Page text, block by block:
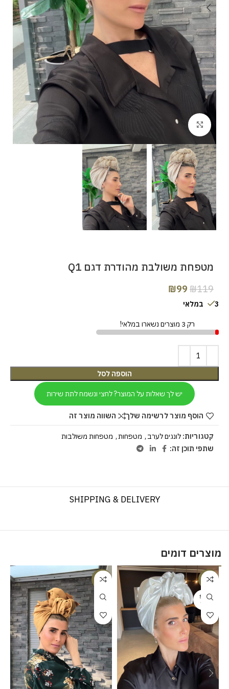
Click to enlarge
מטפחת משולבת מהודרת דגם Q1
₪119
₪99
3 במלאי
רק 3 מוצרים נשארו במלאי!
הוספה לסל
יש לך שאלות על המוצר? לחצי ונשמח לתת שירות
הוסף מוצר לרשימה שלך השווה מוצר זה
קטגוריות: לונגים לערב , מטפחות, מטפחות משולבות
שתפי תוכן זה:
SHIPPING & DELIVERY
מוצרים דומים
-20%
SOLD
OUT
-20%